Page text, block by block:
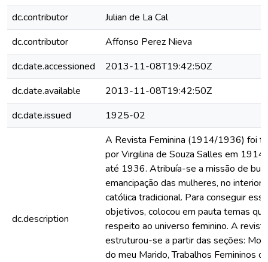
dc.contributor
Julian de La Cal
dc.contributor
Affonso Perez Nieva
dc.date.accessioned
2013-11-08T19:42:50Z
dc.date.available
2013-11-08T19:42:50Z
dc.date.issued
1925-02
dc.description
A Revista Feminina (1914/1936) foi
por Virgilina de Souza Salles em 1914
até 1936. Atribuía-se a missão de
emancipação das mulheres, no interior
católica tradicional. Para conseguir
objetivos, colocou em pauta temas
respeito ao universo feminino. A revista
estruturou-se a partir das seções:
do meu Marido, Trabalhos Femininos